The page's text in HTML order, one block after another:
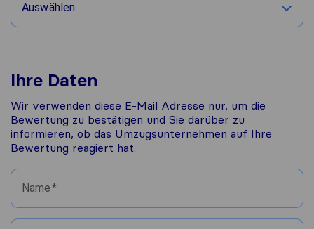
Auswählen
Ihre Daten
Wir verwenden diese E-Mail Adresse nur, um die
Bewertung zu bestätigen und Sie darüber zu
informieren, ob das Umzugsunternehmen auf Ihre
Bewertung reagiert hat.
Name